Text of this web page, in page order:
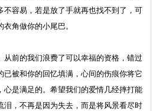
不容易，若是放了手就再也找不到了，可
角做你的小尾巴。
前的我们浪费了可以幸福的资格，错过
已被和你的回忆填满，心间的伤痕你将它
心是满足的。希望我们的爱情几经摔打能
泪，不再是因为失去，而是将风景看尽时